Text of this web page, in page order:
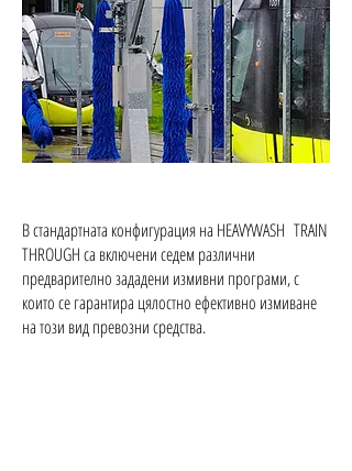
В стандартната конфигурация на HEAVYWASH TRAIN
THROUGH са включени седем различни
предварително зададени измивни програми, с
които се гарантира цялостно ефективно измиване
на този вид превозни средства.